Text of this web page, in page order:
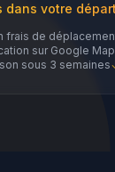
dans votre
frais de
sur Google
sous 3 semaines